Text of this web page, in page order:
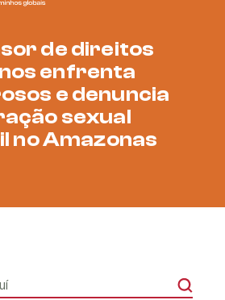
de direitos
enfrenta
e denuncia
sexual
no Amazonas